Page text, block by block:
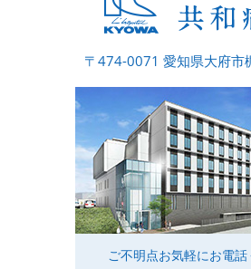
〒474-0071 愛知県大府市
ご不明点お気軽にお電